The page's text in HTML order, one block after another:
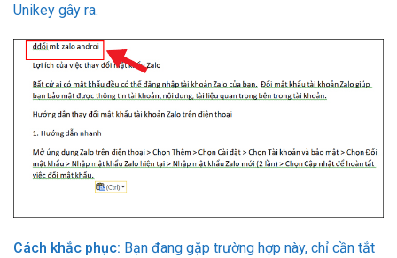
Unikey gây ra.
Cách khắc phục: Bạn đang gặp trường hợp này, chỉ cần tắt